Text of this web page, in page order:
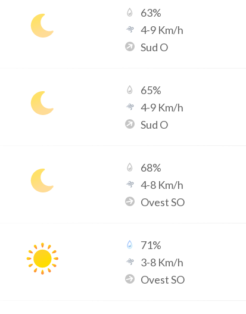
63%
4-9 Km/h
Sud O
65%
4-9 Km/h
Sud O
68%
4-8 Km/h
Ovest SO
71%
3-8 Km/h
Ovest SO